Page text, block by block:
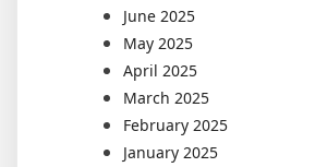
June 2025
May 2025
April 2025
March 2025
February 2025
January 2025